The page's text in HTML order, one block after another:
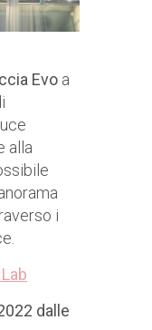
Evo a
alla
i
dalle